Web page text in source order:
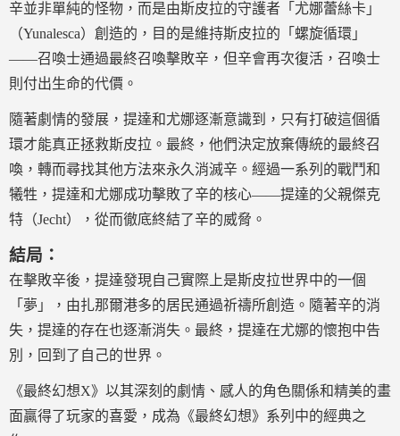
辛並非單純的怪物，而是由斯皮拉的守護者「尤娜蕾絲卡」
（Yunalesca）創造的，目的是維持斯皮拉的「螺旋循環」
——召喚士通過最終召喚擊敗辛，但辛會再次復活，召喚士
則付出生命的代價。
隨著劇情的發展，提達和尤娜逐漸意識到，只有打破這個循
環才能真正拯救斯皮拉。最終，他們決定放棄傳統的最終召
喚，轉而尋找其他方法來永久消滅辛。經過一系列的戰鬥和
犧牲，提達和尤娜成功擊敗了辛的核心——提達的父親傑克
特（Jecht），從而徹底終結了辛的威脅。
結局：
在擊敗辛後，提達發現自己實際上是斯皮拉世界中的一個
「夢」，由扎那爾港多的居民通過祈禱所創造。隨著辛的消
失，提達的存在也逐漸消失。最終，提達在尤娜的懷抱中告
別，回到了自己的世界。
《最終幻想X》以其深刻的劇情、感人的角色關係和精美的畫
面贏得了玩家的喜愛，成為《最終幻想》系列中的經典之